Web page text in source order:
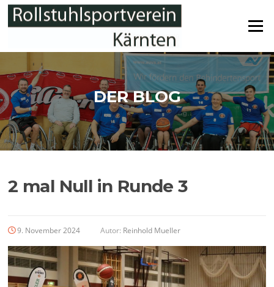
Zum
Inhalt
Menü
DER BLOG
2 mal Null in Runde 3
9. November 2024 Autor: Reinhold Mueller